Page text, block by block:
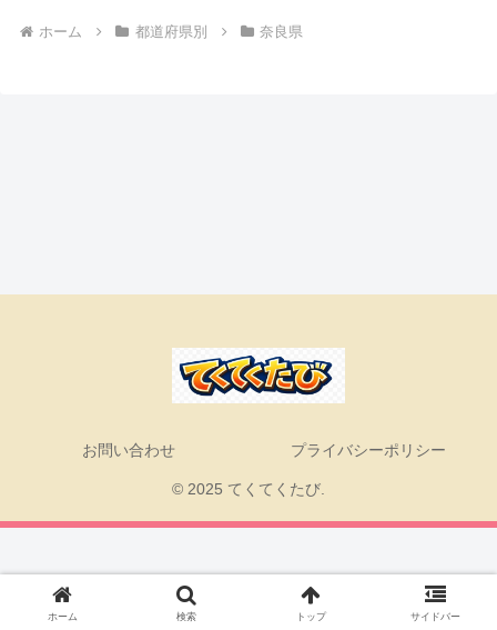
ホーム 都道府県別 奈良県
お問い合わせ プライバシーポリシー
© 2025 てくてくたび.
ホーム 検索 トップ サイドバー